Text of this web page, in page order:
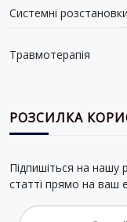
Системні розстановки
Травмотерапія
РОЗСИЛКА
Підпишіться на нашу
статті прямо на ваш